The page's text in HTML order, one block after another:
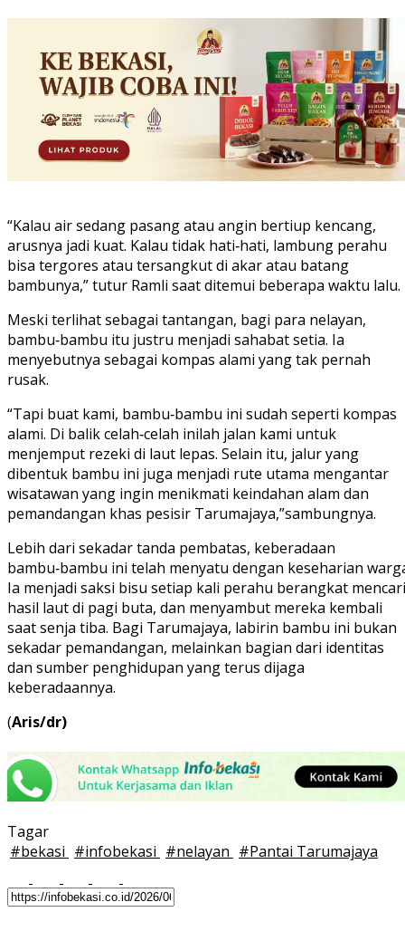
“Kalau air sedang pasang atau angin bertiup kencang,
arusnya jadi kuat. Kalau tidak hati‑hati, lambung perahu
bisa tergores atau tersangkut di akar atau batang
bambunya,” tutur Ramli saat ditemui beberapa waktu lalu.
Meski terlihat sebagai tantangan, bagi para nelayan,
bambu‑bambu itu justru menjadi sahabat setia. Ia
menyebutnya sebagai kompas alami yang tak pernah
rusak.
“Tapi buat kami, bambu‑bambu ini sudah seperti kompas
alami. Di balik celah‑celah inilah jalan kami untuk
menjemput rezeki di laut lepas. Selain itu, jalur yang
dibentuk bambu ini juga menjadi rute utama mengantar
wisatawan yang ingin menikmati keindahan alam dan
pemandangan khas pesisir Tarumajaya,”sambungnya.
Lebih dari sekadar tanda pembatas, keberadaan
bambu‑bambu ini telah menyatu dengan keseharian
Ia menjadi saksi bisu setiap kali perahu berangkat mencari
hasil laut di pagi buta, dan menyambut mereka kembali
saat senja tiba. Bagi Tarumajaya, labirin bambu ini bukan
sekadar pemandangan, melainkan bagian dari identitas
dan sumber penghidupan yang terus dijaga
keberadaannya.
(Aris/dr)
Tagar
#bekasi #infobekasi #nelayan #Pantai Tarumajaya